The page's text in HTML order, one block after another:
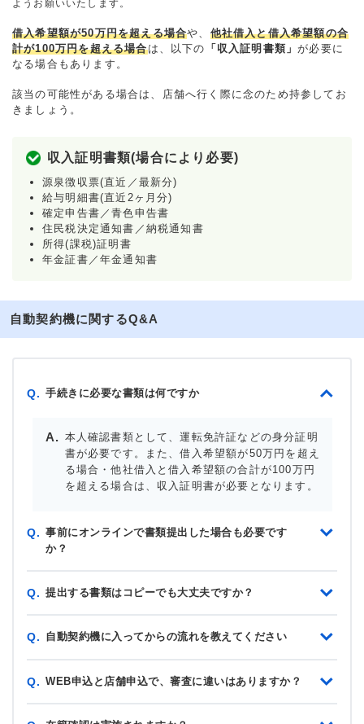
ようお願いいたします。
借入希望額が50万円を超える場合や、 他社借入と借入希望額の合
計が100万円を超える場合は、以下の 「収入証明書類」が必要に
なる場合もあります。
該当の可能性がある場合は、店舗へ行く際に念のため持参してお
きましょう。
収入証明書類(場合により必要)
源泉徴収票(直近／最新分)
給与明細書(直近2ヶ月分)
確定申告書／青色申告書
住民税決定通知書／納税通知書
所得(課税)証明書
年金証書／年金通知書
自動契約機に関するQ&A
Q. 手続きに必要な書類は何ですか
本人確認書類として、運転免許証などの身分証明
書が必要です。また、借入希望額が50万円を超え
る場合・他社借入と借入希望額の合計が100万円
を超える場合は、収入証明書が必要となります。
Q. 事前にオンラインで書類提出した場合も必要です
か？
Q. 提出する書類はコピーでも大丈夫ですか？
Q. 自動契約機に入ってからの流れを教えてください
Q. WEB申込と店舗申込で、審査に違いはありますか？